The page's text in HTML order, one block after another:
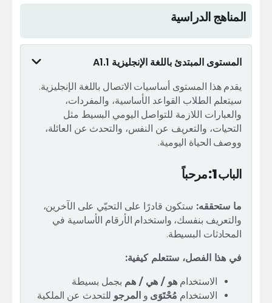
المناهج الدراسية
المستوى المبتدئ باللغة الإنجليزية A1.1
يقدم هذا المستوى أساسيات الاتصال باللغة الإنجليزية.
سيتعلم الطلاب القواعد الأساسية، والمفردات،
والعبارات اللازمة للتواصل اليومي البسيط مثل
التحيات، والتعريف عن النفس، والتحدث عن العائلة،
ووصف الحياة اليومية.
الباب 1: مرحباً
ما ستحققه: ستكون قادرًا على التحيّي على الآخرين،
والتعريف بنفسك، واستخدام الأرقام الأساسية في
المحادثات البسيطة.
في هذا الفصل، ستتعلم كيفية:
الاستخدامهو / هي / هم بجمل بسيطة
الاستخدام مُحْتَوَى و المرجو للتحدث عن الملكية